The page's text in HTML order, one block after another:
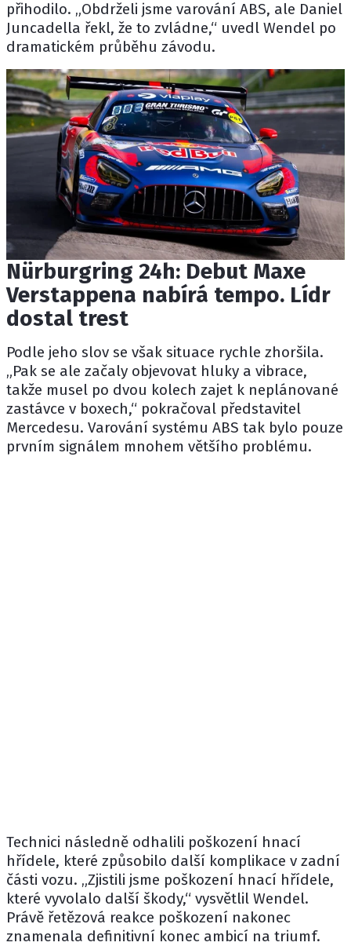
přihodilo. „Obdrželi jsme varování ABS, ale Daniel
Juncadella řekl, že to zvládne,“ uvedl Wendel po
dramatickém průběhu závodu.
Nürburgring 24h: Debut Maxe
Verstappena nabírá tempo. Lídr
dostal trest
Podle jeho slov se však situace rychle zhoršila.
„Pak se ale začaly objevovat hluky a vibrace,
takže musel po dvou kolech zajet k neplánované
zastávce v boxech,“ pokračoval představitel
Mercedesu. Varování systému ABS tak bylo pouze
prvním signálem mnohem většího problému.
Technici následně odhalili poškození hnací
hřídele, které způsobilo další komplikace v zadní
části vozu. „Zjistili jsme poškození hnací hřídele,
které vyvolalo další škody,“ vysvětlil Wendel.
Právě řetězová reakce poškození nakonec
znamenala definitivní konec ambicí na triumf.